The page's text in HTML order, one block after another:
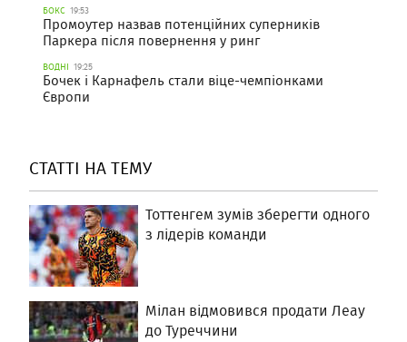
БОКС 19:53
Промоутер назвав потенційних суперників
Паркера після повернення у ринг
ВОДНІ 19:25
Бочек і Карнафель стали віце-чемпіонками
Європи
СТАТТІ НА ТЕМУ
Тоттенгем зумів зберегти одного
з лідерів команди
Мілан відмовився продати Леау
до Туреччини